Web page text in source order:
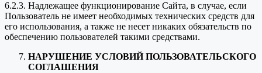
6.2.3. Надлежащее функционирование Сайта, в случае, если
Пользователь не имеет необходимых технических средств для
его использования, а также не несет никаких обязательств по
обеспечению пользователей такими средствами.
НАРУШЕНИЕ УСЛОВИЙ ПОЛЬЗОВАТЕЛЬСКОГО
СОГЛАШЕНИЯ